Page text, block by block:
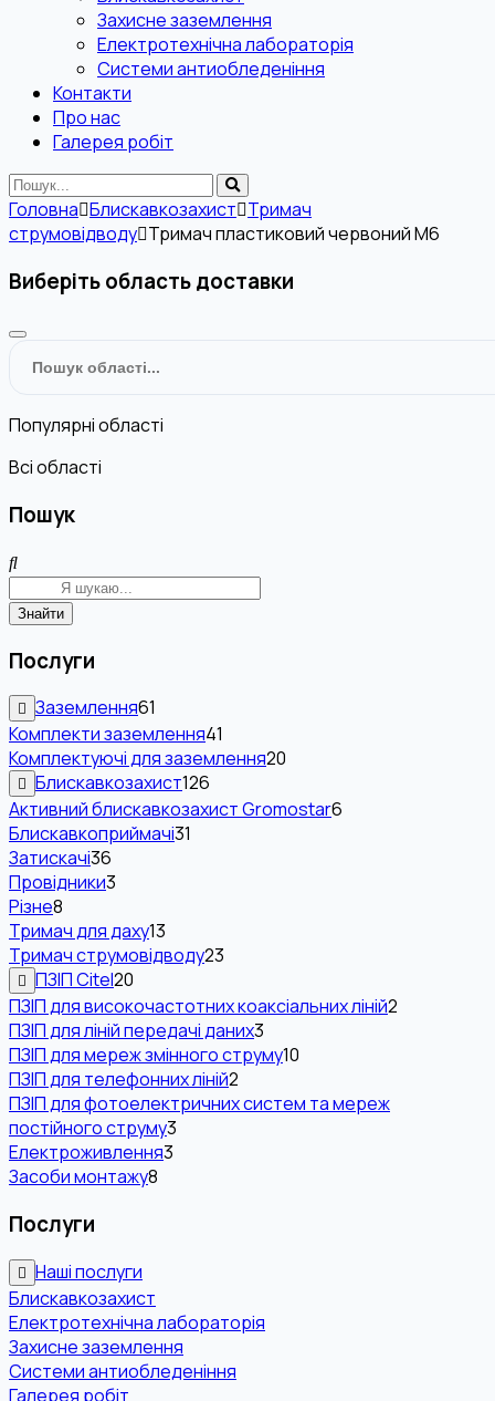
Захисне заземлення
Електротехнічна лабораторія
Системи антиобледеніння
Контакти
Про нас
Галерея робіт
Головна Блискавкозахист Тримач
струмовідводу Тримач пластиковий червоний М6
Виберіть область доставки
Популярні області
Всі області
Пошук
Знайти
Послуги
Заземлення61
Комплекти заземлення41
Комплектуючі для заземлення20
Блискавкозахист126
Активний блискавкозахист Gromostar6
Блискавкоприймачі31
Затискачі36
Провідники3
Різне8
Тримач для даху13
Тримач струмовідводу23
ПЗІП Citel20
ПЗІП для високочастотних коаксіальних ліній2
ПЗІП для ліній передачі даних3
ПЗІП для мереж змінного струму10
ПЗІП для телефонних ліній2
ПЗІП для фотоелектричних систем та мереж
постійного струму3
Електроживлення3
Засоби монтажу8
Послуги
Наші послуги
Блискавкозахист
Електротехнічна лабораторія
Захисне заземлення
Системи антиобледеніння
Галерея робіт